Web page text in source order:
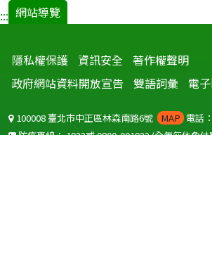
::: 網站導覽
隱私權保護 資訊安全 著作權聲明
政府網站資料開放宣告
雙語詞彙 電
100008 臺北市中正區林森南路6號 MAP 電話
防疫專線：1922或0800-001922(全年無休免付